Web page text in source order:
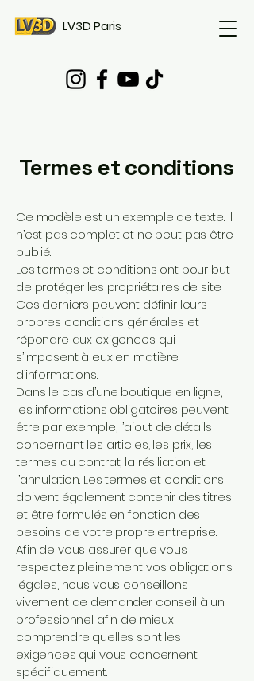
LV3D Paris
Termes et conditions
Ce modèle est un exemple de texte. Il
n’est pas complet et ne peut pas être
publié.
Les termes et conditions ont pour but
de protéger les propriétaires de site.
Ces derniers peuvent définir leurs
propres conditions générales et
répondre aux exigences qui
s’imposent à eux en matière
d’informations.
Dans le cas d’une boutique en ligne,
les informations obligatoires peuvent
être par exemple, l’ajout de détails
concernant les articles, les prix, les
termes du contrat, la résiliation et
l’annulation. Les termes et conditions
doivent également contenir des titres
et être formulés en fonction des
besoins de votre propre entreprise.
Afin de vous assurer que vous
respectez pleinement vos obligations
légales, nous vous conseillons
vivement de demander conseil à un
professionnel afin de mieux
comprendre quelles sont les
exigences qui vous concernent
spécifiquement.